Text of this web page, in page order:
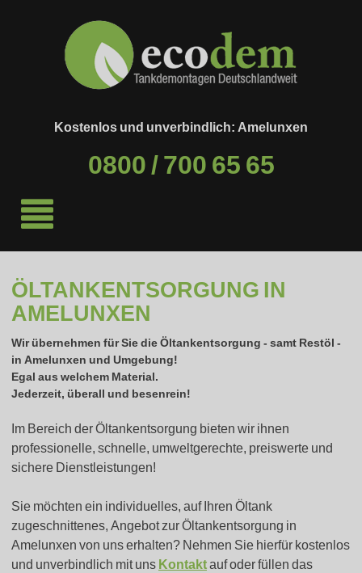
Kostenlos und unverbindlich: Amelunxen
0800 / 700 65 65
ÖLTANKENTSORGUNG IN
AMELUNXEN
Wir übernehmen für Sie die Öltankentsorgung - samt Restöl -
in Amelunxen und Umgebung!
Egal aus welchem Material.
Jederzeit, überall und besenrein!
Im Bereich der Öltankentsorgung bieten wir ihnen
professionelle, schnelle, umweltgerechte, preiswerte und
sichere Dienstleistungen!
Sie möchten ein individuelles, auf Ihren Öltank
zugeschnittenes, Angebot zur Öltankentsorgung in
Amelunxen von uns erhalten? Nehmen Sie hierfür kostenlos
und unverbindlich mit uns Kontaktauf oder füllen das